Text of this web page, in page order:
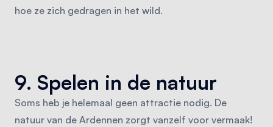
hoe ze zich gedragen in het wild.
9. Spelen in de natuur
Soms heb je helemaal geen attractie nodig. De
natuur van de Ardennen zorgt vanzelf voor vermaak!